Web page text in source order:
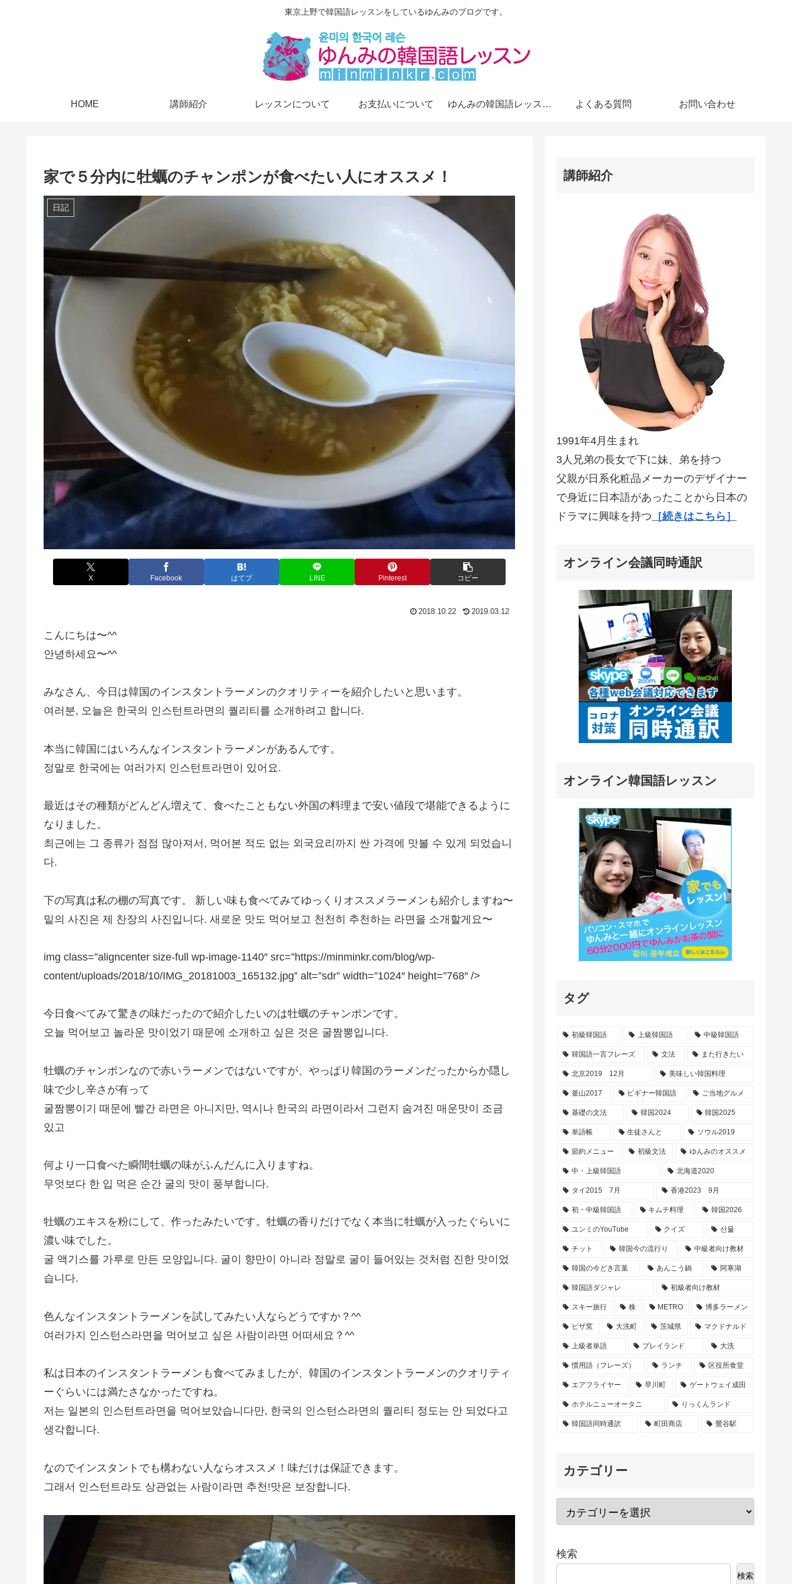
東京上野で韓国語レッスンをしているゆんみのブログです。
HOME 講師紹介 レッスンについて お支払いについて ゆんみの韓国語レッスン運営方針 よくある質問 お問い合わせ
家で５分内に牡蠣のチャンポンが食べたい人にオススメ！
日記
X Facebook はてブ LINE Pinterest コピー
2018.10.22 2019.03.12
こんにちは〜^^
안녕하세요〜^^
みなさん、今日は韓国のインスタントラーメンのクオリティーを紹介したいと思います。
여러분, 오늘은 한국의 인스턴트라면의 퀄리티를 소개하려고 합니다.
本当に韓国にはいろんなインスタントラーメンがあるんです。
정말로 한국에는 여러가지 인스턴트라면이 있어요.
最近はその種類がどんどん増えて、食べたこともない外国の料理まで安い値段で堪能できるように
なりました。
최근에는 그 종류가 점점 많아져서, 먹어본 적도 없는 외국요리까지 싼 가격에 맛볼 수 있게 되었습니
다.
下の写真は私の棚の写真です。 新しい味も食べてみてゆっくりオススメラーメンも紹介しますね〜
밑의 사진은 제 찬장의 사진입니다. 새로운 맛도 먹어보고 천천히 추천하는 라면을 소개할게요〜
img class=”aligncenter size-full wp-image-1140″ src=”https://minminkr.com/blog/wp-
content/uploads/2018/10/IMG_20181003_165132.jpg” alt=”sdr” width=”1024″ height=”768″ />
今日食べてみて驚きの味だったので紹介したいのは牡蠣のチャンポンです。
오늘 먹어보고 놀라운 맛이었기 때문에 소개하고 싶은 것은 굴짬뽕입니다.
牡蠣のチャンポンなので赤いラーメンではないですが、やっぱり韓国のラーメンだったからか隠し
味で少し辛さが有って
굴짬뽕이기 때문에 빨간 라면은 아니지만, 역시나 한국의 라면이라서 그런지 숨겨진 매운맛이 조금
있고
何より一口食べた瞬間牡蠣の味がふんだんに入りますね。
무엇보다 한 입 먹은 순간 굴의 맛이 풍부합니다.
牡蠣のエキスを粉にして、作ったみたいです。牡蠣の香りだけでなく本当に牡蠣が入ったぐらいに
濃い味でした。
굴 액기스를 가루로 만든 모양입니다. 굴이 향만이 아니라 정말로 굴이 들어있는 것처럼 진한 맛이었
습니다.
色んなインスタントラーメンを試してみたい人ならどうですか？^^
여러가지 인스턴스라면을 먹어보고 싶은 사람이라면 어떠세요？^^
私は日本のインスタントラーメンも食べてみましたが、韓国のインスタントラーメンのクオリティ
ーぐらいには満たさなかったですね。
저는 일본의 인스턴트라면을 먹어보았습니다만, 한국의 인스턴스라면의 퀄리티 정도는 안 되었다고
생각합니다.
なのでインスタントでも構わない人ならオススメ！味だけは保証できます。
그래서 인스턴트라도 상관없는 사람이라면 추천!맛은 보장합니다.
講師紹介
1991年4月生まれ
3人兄弟の長女で下に妹、弟を持つ
父親が日系化粧品メーカーのデザイナー
で身近に日本語があったことから日本の
ドラマに興味を持つ ［続きはこちら］
オンライン会議同時通訳
オンライン韓国語レッスン
タグ
初級韓国語 上級韓国語 中級韓国語
韓国語一言フレーズ 文法 また行きたい
北京2019 12月 美味しい韓国料理
釜山2017 ビギナー韓国語 ご当地グルメ
基礎の文法 韓国2024 韓国2025
単語帳 生徒さんと ソウル2019
節約メニュー 初級文法 ゆんみのオススメ
中・上級韓国語 北海道2020
タイ2015 7月 香港2023 9月
初・中級韓国語 キムチ料理 韓国2026
ユンミのYouTube クイズ 선물
チット 韓国今の流行り 中級者向け教材
韓国の今どき言葉 あんこう鍋 阿寒湖
韓国語ダジャレ 初級者向け教材
スキー旅行 株 METRO 博多ラーメン
ピザ窯 大洗町 茨城県 マクドナルド
上級者単語 プレイランド 大洗
慣用語（フレーズ） ランチ 区役所食堂
エアフライヤー 早川町 ゲートウェイ成田
ホテルニューオータニ りっくんランド
韓国語同時通訳 町田商店 鶯谷駅
カテゴリー
検索
検索